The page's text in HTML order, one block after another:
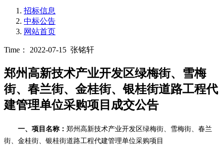
招标信息
中标公告
网站首页
Time： 2022-07-15 张铭轩
郑州高新技术产业开发区绿梅街、雪梅
街、春兰街、金桂街、银桂街道路工程代
建管理单位采购项目成交公告
一、项目名称： 郑州高新技术产业开发区绿梅街、雪梅街、春兰
街、金桂街、银桂街道路工程代建管理单位采购项目